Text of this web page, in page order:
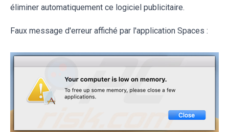
éliminer automatiquement ce logiciel publicitaire.
Faux message d'erreur affiché par l'application Spaces :